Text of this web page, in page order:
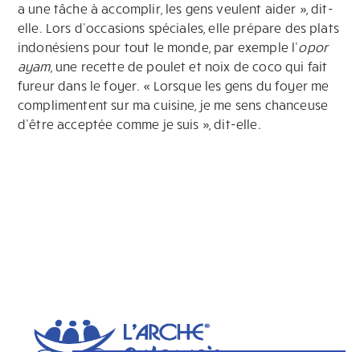
a une tâche à accomplir, les gens veulent aider », dit-
elle. Lors d’occasions spéciales, elle prépare des plats
indonésiens pour tout le monde, par exemple l’opor
ayam, une recette de poulet et noix de coco qui fait
fureur dans le foyer. « Lorsque les gens du foyer me
complimentent sur ma cuisine, je me sens chanceuse
d’être acceptée comme je suis », dit-elle.